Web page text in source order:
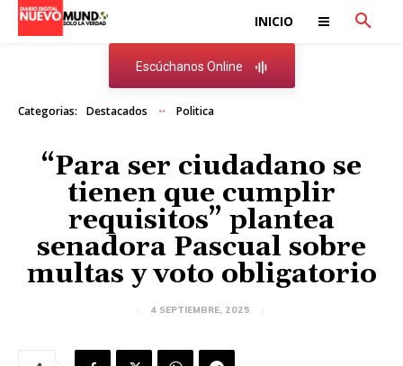
INICIO
Escúchanos Online
Categorias: Destacados Politica
“Para ser ciudadano se
tienen que cumplir
requisitos” plantea
senadora Pascual sobre
multas y voto obligatorio
4 SEPTIEMBRE, 2025